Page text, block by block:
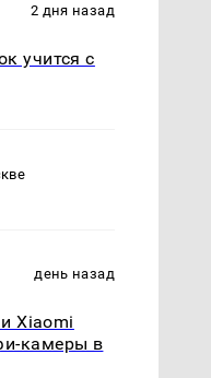
2 дня назад
учится с
день назад
Xiaomi
камеры в